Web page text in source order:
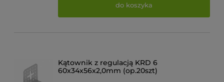
do koszyka
Kątownik z regulacją KRD 6
60x34x56x2,0mm (op.20szt)